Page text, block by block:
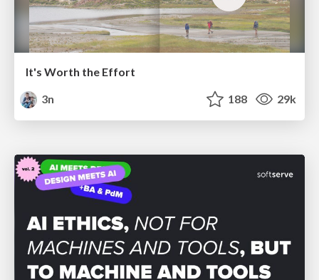
It's Worth the Effort
3n
188 29k